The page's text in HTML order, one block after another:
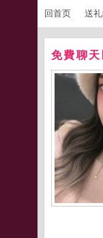
回首页 送
免費聊天